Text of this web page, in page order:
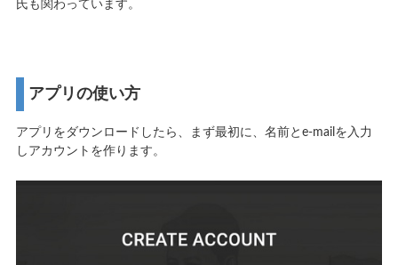
氏も関わっています。
アプリの使い方
アプリをダウンロードしたら、まず最初に、名前とe-mailを入力
しアカウントを作ります。